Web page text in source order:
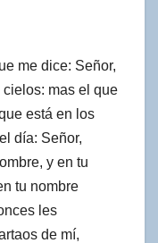
me dice: Señor,
mas el que
está en los
día: Señor,
y en tu
tu nombre
les
de mí,